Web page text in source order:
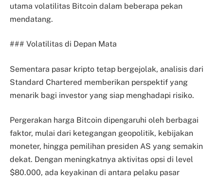
utama volatilitas Bitcoin dalam beberapa pekan
mendatang.
### Volatilitas di Depan Mata
Sementara pasar kripto tetap bergejolak, analisis dari
Standard Chartered memberikan perspektif yang
menarik bagi investor yang siap menghadapi risiko.
Pergerakan harga Bitcoin dipengaruhi oleh berbagai
faktor, mulai dari ketegangan geopolitik, kebijakan
moneter, hingga pemilihan presiden AS yang semakin
dekat. Dengan meningkatnya aktivitas opsi di level
$80.000, ada keyakinan di antara pelaku pasar